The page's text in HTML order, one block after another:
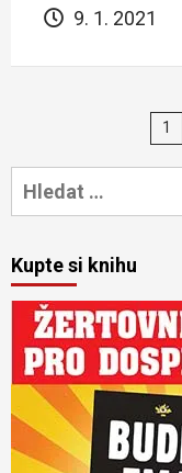
9. 1. 2021
1
Vyhledávání
Kupte si knihu